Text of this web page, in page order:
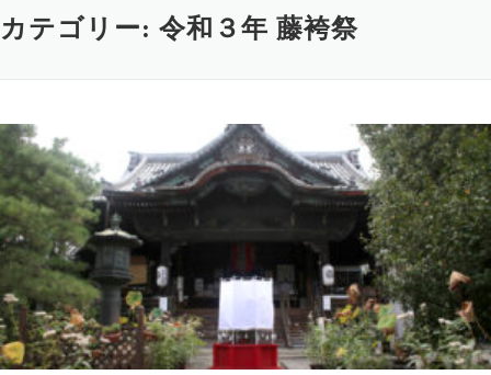
キ
ッ
源氏藤袴会とは 最新活動情報 藤袴の保全育成
サポーター募集 お問い合わせ
カテゴリー: 令和３年 藤袴祭